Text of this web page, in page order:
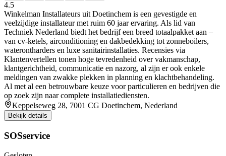
4.5
Winkelman Installateurs uit Doetinchem is een gevestigde en
veelzijdige installateur met ruim 60 jaar ervaring. Als lid van
Techniek Nederland biedt het bedrijf een breed totaalpakket aan –
van cv-ketels, airconditioning en dakbedekking tot zonneboilers,
waterontharders en luxe sanitairinstallaties. Recensies via
Klantenvertellen tonen hoge tevredenheid over vakmanschap,
klantgerichtheid, communicatie en nazorg, al zijn er ook enkele
meldingen van zwakke plekken in planning en klachtbehandeling.
Al met al een betrouwbare keuze voor particulieren en bedrijven die
op zoek zijn naar complete installatiediensten.
Keppelseweg 28, 7001 CG Doetinchem, Nederland
Bekijk details
SOSservice